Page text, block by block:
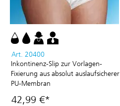
Art. 20400
Inkontinenz-Slip zur Vorlagen-
Fixierung aus absolut auslaufsicherer
PU-Membran
42,99 €*